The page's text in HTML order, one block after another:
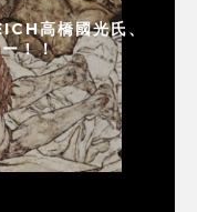
高橋國光氏、
！！